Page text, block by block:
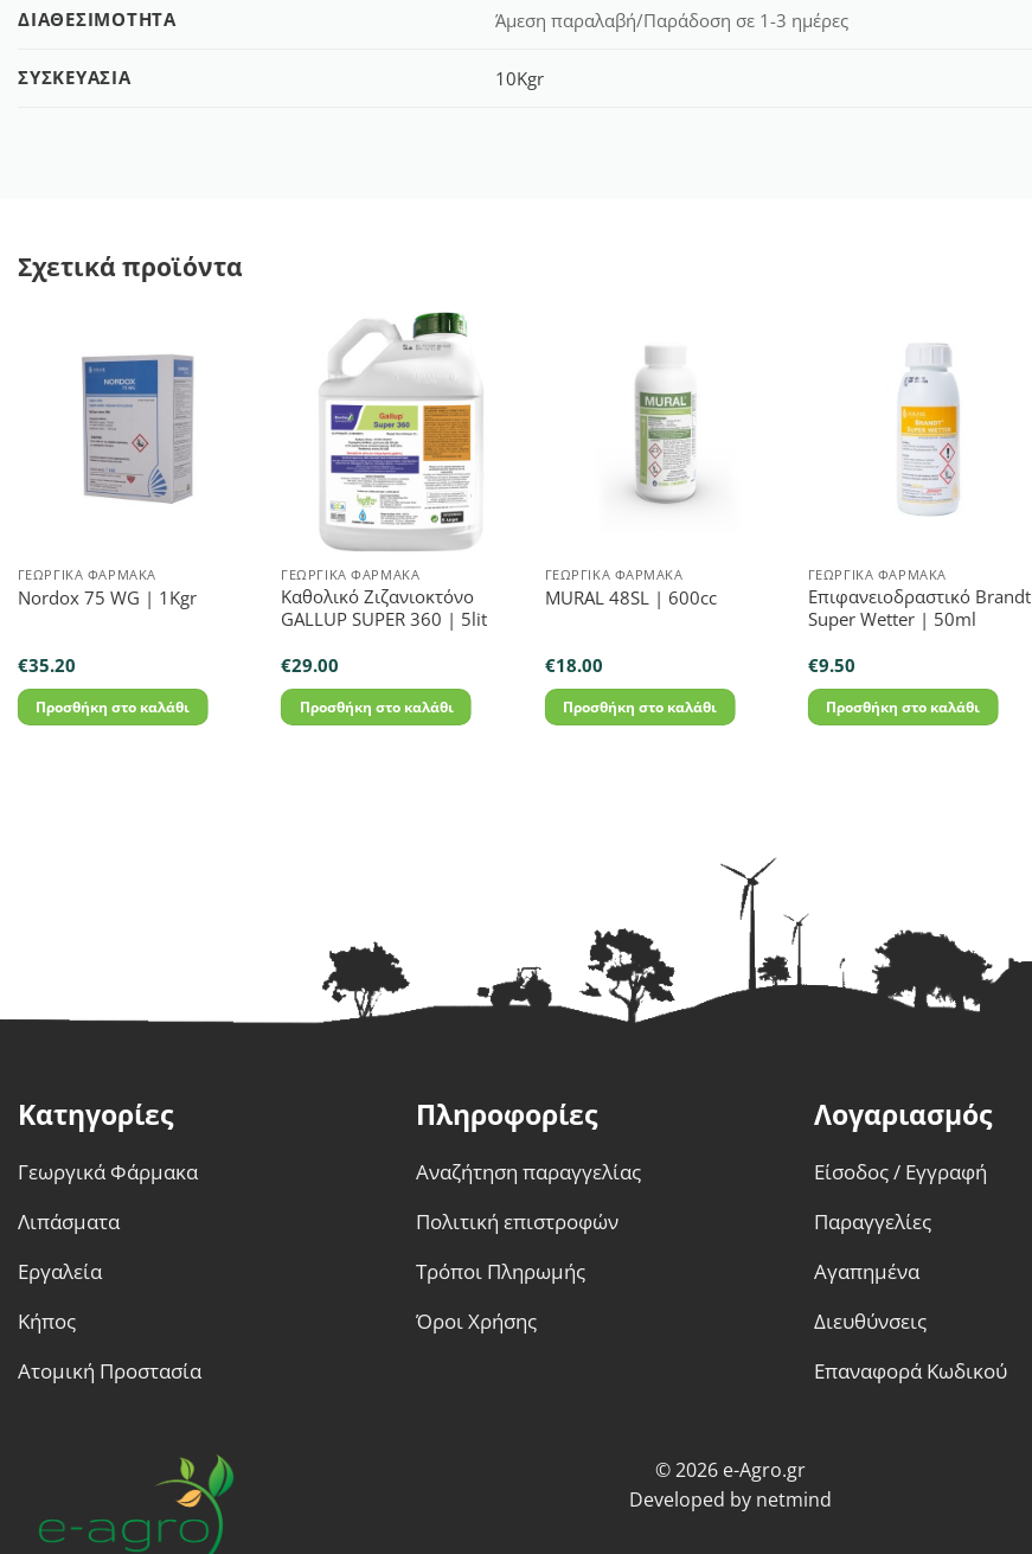
ΔΙΑΘΕΣΙΜΌΤΗΤΑ Άμεση παραλαβή/Παράδοση σε 1-3 ημέρες
ΣΥΣΚΕΥΑΣΊΑ 10Kgr
Σχετικά προϊόντα
ΓΕΩΡΓΙΚΆ ΦΆΡΜΑΚΑ
Nordox 75 WG | 1Kgr
€35.20
Προσθήκη στο καλάθι
ΓΕΩΡΓΙΚΆ ΦΆΡΜΑΚΑ
Καθολικό Ζιζανιοκτόνο
GALLUP SUPER 360 | 5lit
€29.00
Προσθήκη στο καλάθι
ΓΕΩΡΓΙΚΆ ΦΆΡΜΑΚΑ
MURAL 48SL | 600cc
€18.00
Προσθήκη στο καλάθι
ΓΕΩΡΓΙΚΆ ΦΆΡΜΑΚΑ
Επιφανειοδραστικό Brandt
Super Wetter | 50ml
€9.50
Προσθήκη στο καλάθι
Κατηγορίες
Γεωργικά Φάρμακα
Λιπάσματα
Εργαλεία
Κήπος
Ατομική Προστασία
Πληροφορίες
Αναζήτηση παραγγελίας
Πολιτική επιστροφών
Τρόποι Πληρωμής
Όροι Χρήσης
Λογαριασμός
Είσοδος / Εγγραφή
Παραγγελίες
Αγαπημένα
Διευθύνσεις
Επαναφορά Κωδικού
© 2026 e-Agro.gr
Developed by netmind